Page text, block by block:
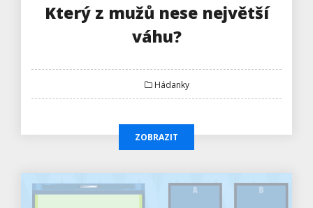
Který z mužů nese největší
váhu?
Hádanky
ZOBRAZIT